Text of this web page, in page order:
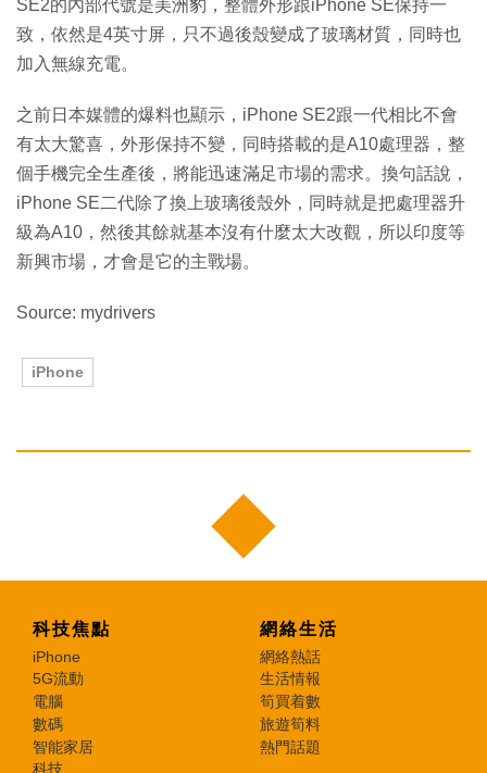
SE2的內部代號是美洲豹，整體外形跟iPhone SE保持一
致，依然是4英寸屏，只不過後殼變成了玻璃材質，同時也
加入無線充電。
之前日本媒體的爆料也顯示，iPhone SE2跟一代相比不會
有太大驚喜，外形保持不變，同時搭載的是A10處理器，整
個手機完全生產後，將能迅速滿足市場的需求。換句話說，
iPhone SE二代除了換上玻璃後殼外，同時就是把處理器升
級為A10，然後其餘就基本沒有什麼太大改觀，所以印度等
新興市場，才會是它的主戰場。
Source: mydrivers
iPhone
科技焦點
iPhone
5G流動
電腦
數碼
智能家居
科技
網絡生活
網絡熱話
生活情報
筍買着數
旅遊筍料
熱門話題